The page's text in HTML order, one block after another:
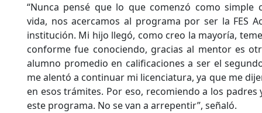
“Nunca pensé que lo que comenzó como simple
vida, nos acercamos al programa por ser la FES
institución. Mi hijo llegó, como creo la mayoría,
conforme fue conociendo, gracias al mentor es
alumno promedio en calificaciones a ser el
me alentó a continuar mi licenciatura, ya que me
en esos trámites. Por eso, recomiendo a los
este programa. No se van a arrepentir”, señaló.